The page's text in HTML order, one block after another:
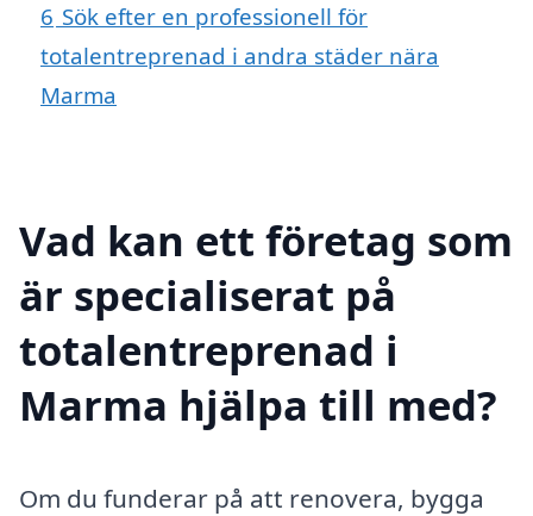
6 Sök efter en professionell för
totalentreprenad i andra städer nära
Marma
Vad kan ett företag som
är specialiserat på
totalentreprenad i
Marma hjälpa till med?
Om du funderar på att renovera, bygga